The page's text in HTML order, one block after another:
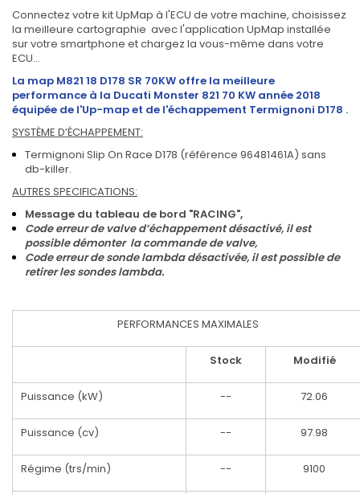
Connectez votre kit UpMap à l'ECU de votre machine, choisissez
la meilleure cartographie avec l'application UpMap installée
sur votre smartphone et chargez la vous-même dans votre
ECU...
La map M821 18 D178 SR 70KW offre la meilleure
performance à la Ducati Monster 821 70 KW année 2018
équipée de l'Up-map et de l'échappement Termignoni D178 .
SYSTÈME D’ÉCHAPPEMENT:
Termignoni Slip On Race D178 (référence 96481461A) sans
db-killer.
AUTRES SPECIFICATIONS:
Message du tableau de bord "RACING",
Code erreur de valve d’échappement désactivé, il est
possible démonter la commande de valve,
Code erreur de sonde lambda désactivée, il est possible de
retirer les sondes lambda.
PERFORMANCES MAXIMALES
Stock Modifié
Puissance (kW) -- 72.06
Puissance (cv) -- 97.98
Régime (trs/min) -- 9100